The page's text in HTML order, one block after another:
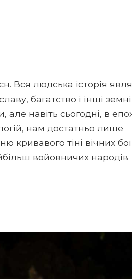
Вся людська історія
багатство і інші земні
навіть сьогодні, в
нам достатньо лише
тіні вічних
войовничих народів